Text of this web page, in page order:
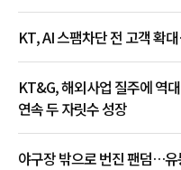
KT, AI 스팸차단 전 고객 확
KT&G, 해외사업 질주에 역
연속 두 자릿수 성장
야구장 밖으로 번진 팬덤…